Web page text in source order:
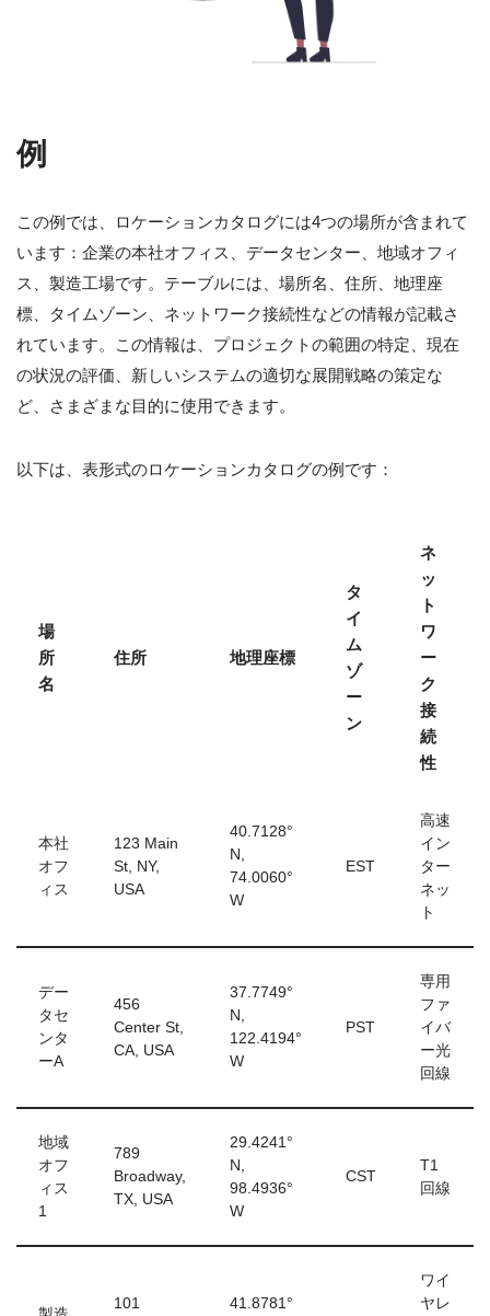
例
この例では、ロケーションカタログには4つの場所が含まれて
います：企業の本社オフィス、データセンター、地域オフィ
ス、製造工場です。テーブルには、場所名、住所、地理座
標、タイムゾーン、ネットワーク接続性などの情報が記載さ
れています。この情報は、プロジェクトの範囲の特定、現在
の状況の評価、新しいシステムの適切な展開戦略の策定な
ど、さまざまな目的に使用できます。
以下は、表形式のロケーションカタログの例です：
場
所
名
住所 地理座標
タ
イ
ム
ゾ
ー
ン
ネ
ッ
ト
ワ
ー
ク
接
続
性
本社
オフ
ィス
123 Main
St, NY,
USA
40.7128°
N,
74.0060°
W
EST
高速
イン
ター
ネッ
ト
デー
タセ
ンタ
ーA
456
Center St,
CA, USA
37.7749°
N,
122.4194°
W
PST
専用
ファ
イバ
ー光
回線
地域
オフ
ィス
1
789
Broadway,
TX, USA
29.4241°
N,
98.4936°
W
CST
T1
回線
101 41.8781°
ワイ
ヤレ